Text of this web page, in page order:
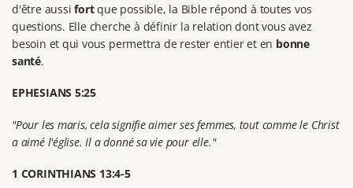
d'être aussifortque possible, la Bible répond à toutes vos
questions. Elle cherche à définir la relation dont vous avez
besoin et qui vous permettra de rester entier et en bonne
santé.
EPHESIANS 5:25
"Pour les maris, cela signifie aimer ses femmes, tout comme le Christ
a aimé l'église. Il a donné sa vie pour elle."
1 CORINTHIANS 13:4-5